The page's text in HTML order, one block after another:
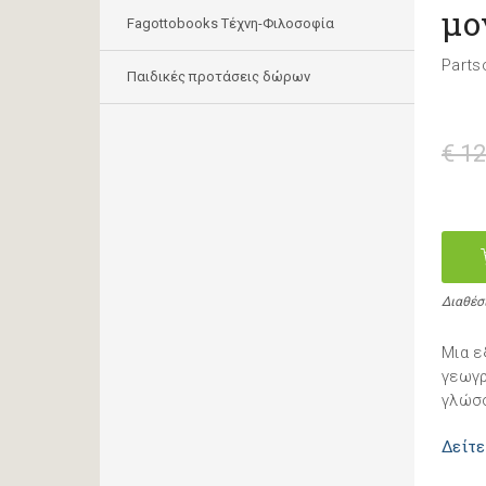
Fagottobooks Τέχνη-Φιλοσοφία
Παιδικές προτάσεις δώρων
€
Μια